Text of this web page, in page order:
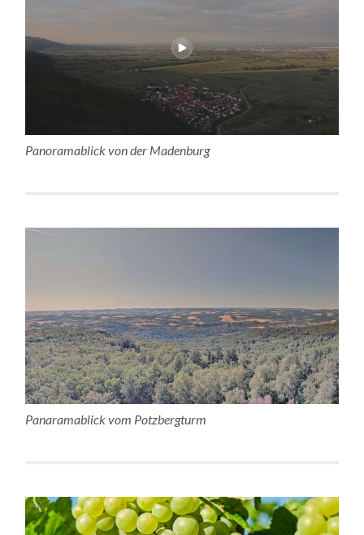
Panoramablick von der Madenburg
Panaramablick vom Potzbergturm